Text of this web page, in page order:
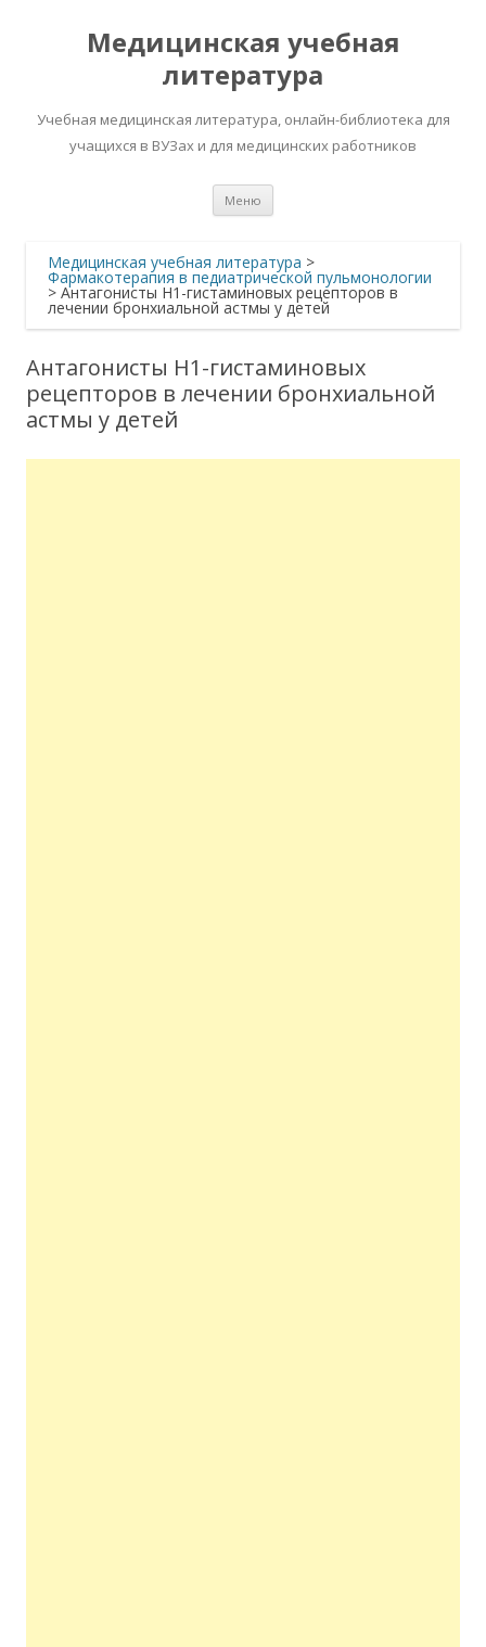
Медицинская учебная
литература
Учебная медицинская литература, онлайн-библиотека для
учащихся в ВУЗах и для медицинских работников
Меню
Медицинская учебная литература >
Фармакотерапия в педиатрической пульмонологии
> Антагонисты H1-гистаминовых рецепторов в
лечении бронхиальной астмы у детей
Антагонисты H1-гистаминовых
рецепторов в лечении бронхиальной
астмы у детей